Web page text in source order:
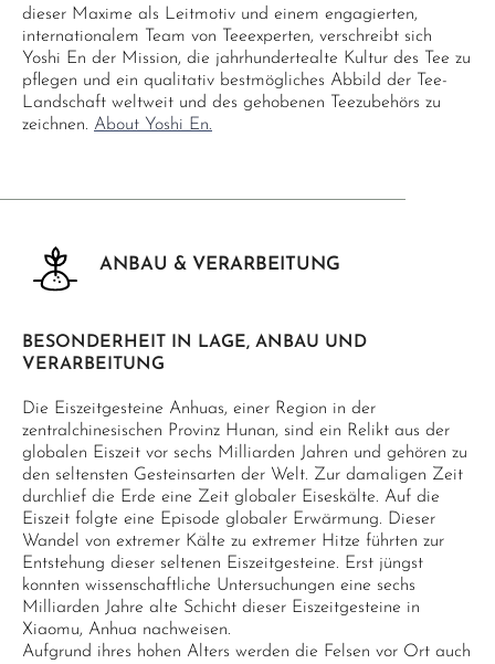
dieser Maxime als Leitmotiv und einem engagierten,
internationalem Team von Teeexperten, verschreibt sich
Yoshi En der Mission, die jahrhundertealte Kultur des Tee zu
pflegen und ein qualitativ bestmögliches Abbild der Tee-
Landschaft weltweit und des gehobenen Teezubehörs zu
zeichnen. About Yoshi En.
ANBAU & VERARBEITUNG
BESONDERHEIT IN LAGE, ANBAU UND
VERARBEITUNG
Die Eiszeitgesteine Anhuas, einer Region in der
zentralchinesischen Provinz Hunan, sind ein Relikt aus der
globalen Eiszeit vor sechs Milliarden Jahren und gehören zu
den seltensten Gesteinsarten der Welt. Zur damaligen Zeit
durchlief die Erde eine Zeit globaler Eiseskälte. Auf die
Eiszeit folgte eine Episode globaler Erwärmung. Dieser
Wandel von extremer Kälte zu extremer Hitze führten zur
Entstehung dieser seltenen Eiszeitgesteine. Erst jüngst
konnten wissenschaftliche Untersuchungen eine sechs
Milliarden Jahre alte Schicht dieser Eiszeitgesteine in
Xiaomu, Anhua nachweisen.
Aufgrund ihres hohen Alters werden die Felsen vor Ort auch